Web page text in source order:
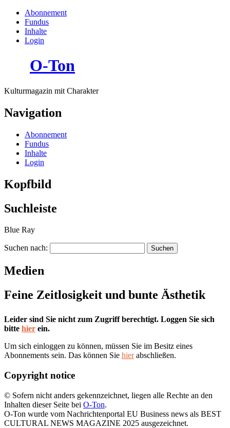
Abonnement
Fundus
Inhalte
Login
O-Ton
Kulturmagazin mit Charakter
Navigation
Abonnement
Fundus
Inhalte
Login
Kopfbild
Suchleiste
Blue Ray
Suchen nach:
Medien
Feine Zeitlosigkeit und bunte Ästhetik
Leider sind Sie nicht zum Zugriff berechtigt. Loggen Sie sich
bitte hier ein.
Um sich einloggen zu können, müssen Sie im Besitz eines
Abonnements sein. Das können Sie hierabschließen.
Copyright notice
© Sofern nicht anders gekennzeichnet, liegen alle Rechte an den
Inhalten dieser Seite bei O-Ton.
O-Ton wurde vom Nachrichtenportal EU Business news als BEST
CULTURAL NEWS MAGAZINE 2025 ausgezeichnet.